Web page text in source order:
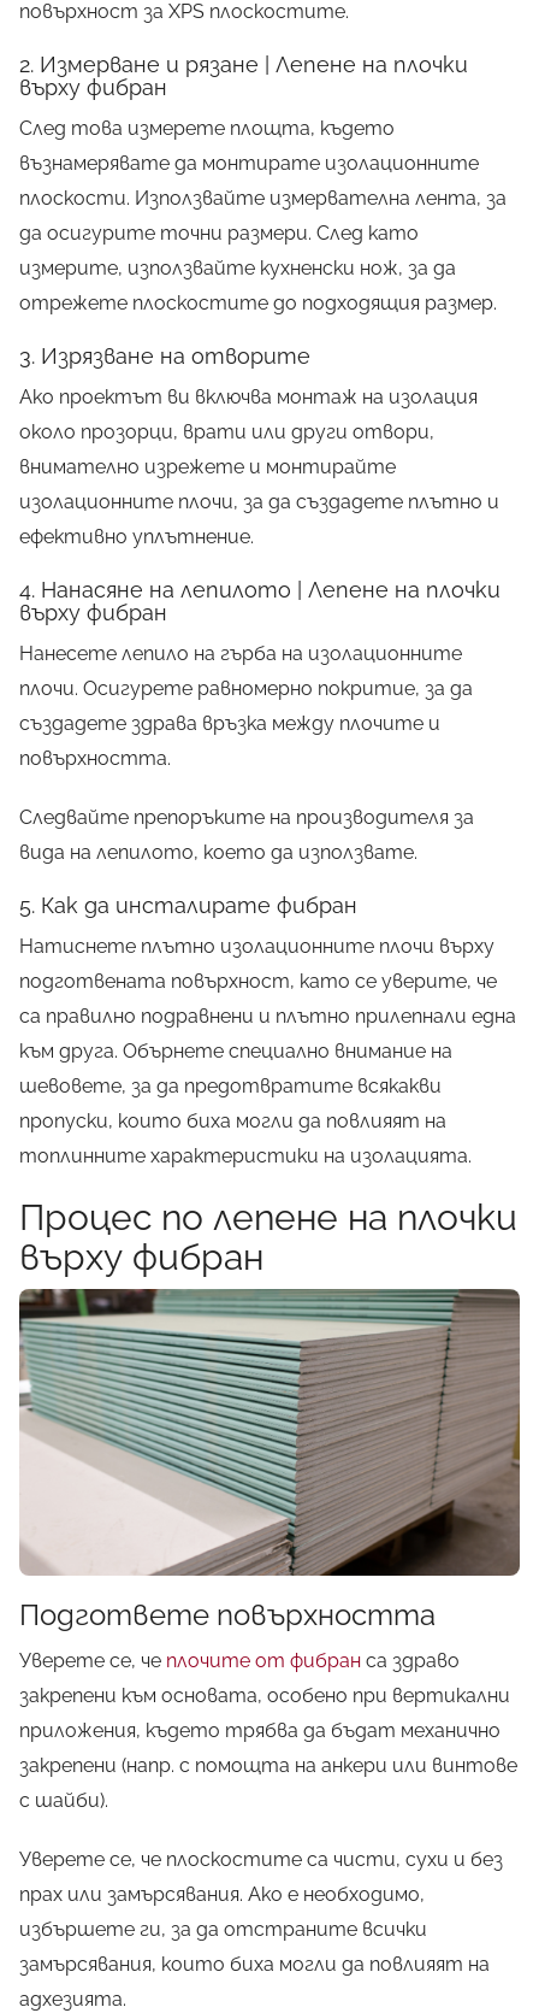
повърхност за XPS плоскостите.
2. Измерване и рязане | Лепене на плочки
върху фибран
След това измерете площта, където
възнамерявате да монтирате изолационните
плоскости. Използвайте измервателна лента, за
да осигурите точни размери. След като
измерите, използвайте кухненски нож, за да
отрежете плоскостите до подходящия размер.
3. Изрязване на отворите
Ако проектът ви включва монтаж на изолация
около прозорци, врати или други отвори,
внимателно изрежете и монтирайте
изолационните плочи, за да създадете плътно и
ефективно уплътнение.
4. Нанасяне на лепилото | Лепене на плочки
върху фибран
Нанесете лепило на гърба на изолационните
плочи. Осигурете равномерно покритие, за да
създадете здрава връзка между плочите и
повърхността.
Следвайте препоръките на производителя за
вида на лепилото, което да използвате.
5. Как да инсталирате фибран
Натиснете плътно изолационните плочи върху
подготвената повърхност, като се уверите, че
са правилно подравнени и плътно прилепнали една
към друга. Обърнете специално внимание на
шевовете, за да предотвратите всякакви
пропуски, които биха могли да повлияят на
топлинните характеристики на изолацията.
Процес по лепене на плочки
върху фибран
Подгответе повърхността
Уверете се, че плочите от фибран са здраво
закрепени към основата, особено при вертикални
приложения, където трябва да бъдат механично
закрепени (напр. с помощта на анкери или винтове
с шайби).
Уверете се, че плоскостите са чисти, сухи и без
прах или замърсявания. Ако е необходимо,
избършете ги, за да отстраните всички
замърсявания, които биха могли да повлияят на
адхезията.
X
КаквоНЕзнаете за
архитектурата?
нашето НАПЪЛНО
БЕЗПЛАТНОръководство от
А до Я!
Вземи още сега!